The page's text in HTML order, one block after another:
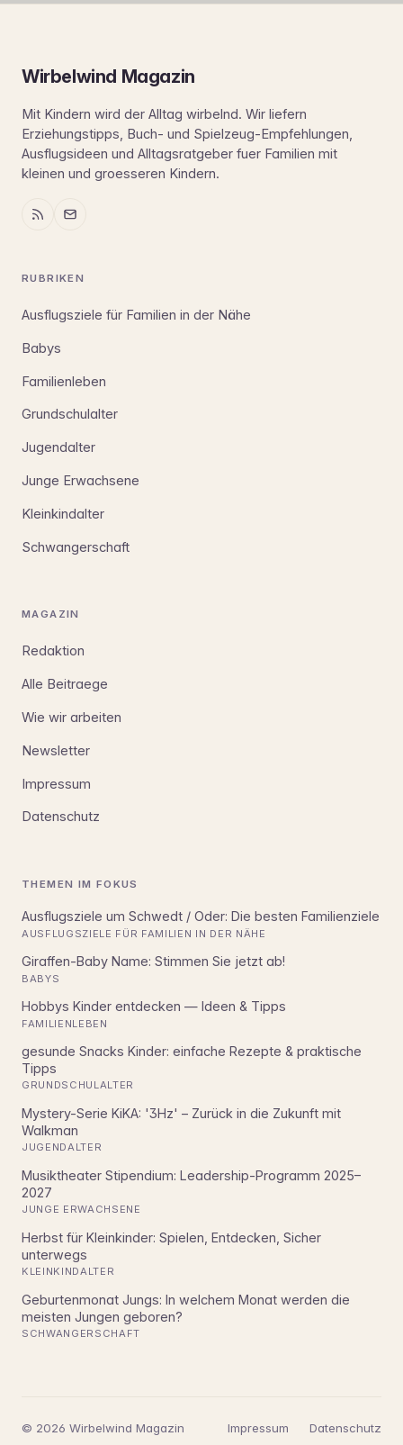
Wirbelwind Magazin
Mit Kindern wird der Alltag wirbelnd. Wir liefern
Erziehungstipps, Buch- und Spielzeug-Empfehlungen,
Ausflugsideen und Alltagsratgeber fuer Familien mit
kleinen und groesseren Kindern.
RUBRIKEN
Ausflugsziele für Familien in der Nähe
Babys
Familienleben
Grundschulalter
Jugendalter
Junge Erwachsene
Kleinkindalter
Schwangerschaft
MAGAZIN
Redaktion
Alle Beitraege
Wie wir arbeiten
Newsletter
Impressum
Datenschutz
THEMEN IM FOKUS
Ausflugsziele um Schwedt / Oder: Die besten Familienziele
AUSFLUGSZIELE FÜR FAMILIEN IN DER NÄHE
Giraffen-Baby Name: Stimmen Sie jetzt ab!
BABYS
Hobbys Kinder entdecken — Ideen & Tipps
FAMILIENLEBEN
gesunde Snacks Kinder: einfache Rezepte & praktische
Tipps
GRUNDSCHULALTER
Mystery-Serie KiKA: '3Hz' – Zurück in die Zukunft mit
Walkman
JUGENDALTER
Musiktheater Stipendium: Leadership-Programm 2025–
2027
JUNGE ERWACHSENE
Herbst für Kleinkinder: Spielen, Entdecken, Sicher
unterwegs
KLEINKINDALTER
Geburtenmonat Jungs: In welchem Monat werden die
meisten Jungen geboren?
SCHWANGERSCHAFT
© 2026 Wirbelwind Magazin Impressum Datenschutz